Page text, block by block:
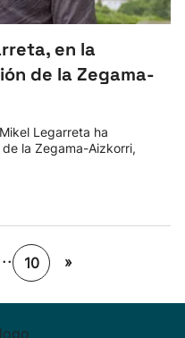
en la
de la Zegama-
Legarreta ha
la Zegama-Aizkorri,
10 »